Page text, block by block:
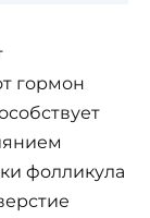
гормон
фолликула